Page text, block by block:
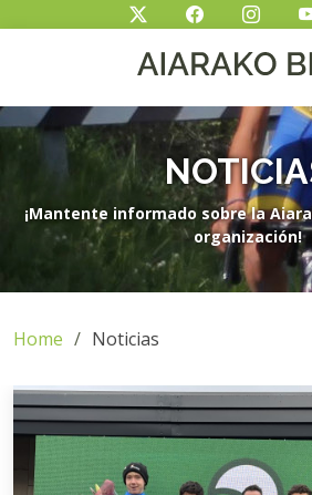
¡Mantente informado sobre la
organización!
Home Noticias